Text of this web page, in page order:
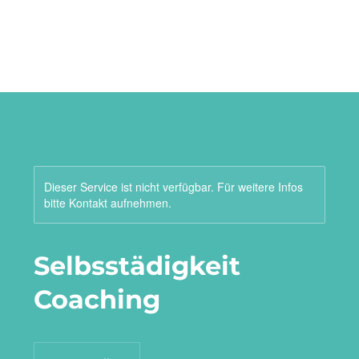
Dieser Service ist nicht verfügbar. Für weitere Infos
bitte Kontakt aufnehmen.
Selbsstädigkeit
Coaching